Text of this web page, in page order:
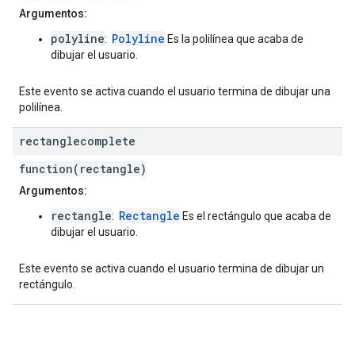
Argumentos:
polyline: Polyline Es la polilínea que acaba de
dibujar el usuario.
Este evento se activa cuando el usuario termina de dibujar una
polilínea.
rectanglecomplete
function(rectangle)
Argumentos:
rectangle: Rectangle Es el rectángulo que acaba de
dibujar el usuario.
Este evento se activa cuando el usuario termina de dibujar un
rectángulo.